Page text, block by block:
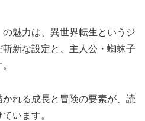
の魅力は、異世界転生というジ
新な設定と、主人公・蜘蛛子
れる成長と冒険の要素が、読
います。